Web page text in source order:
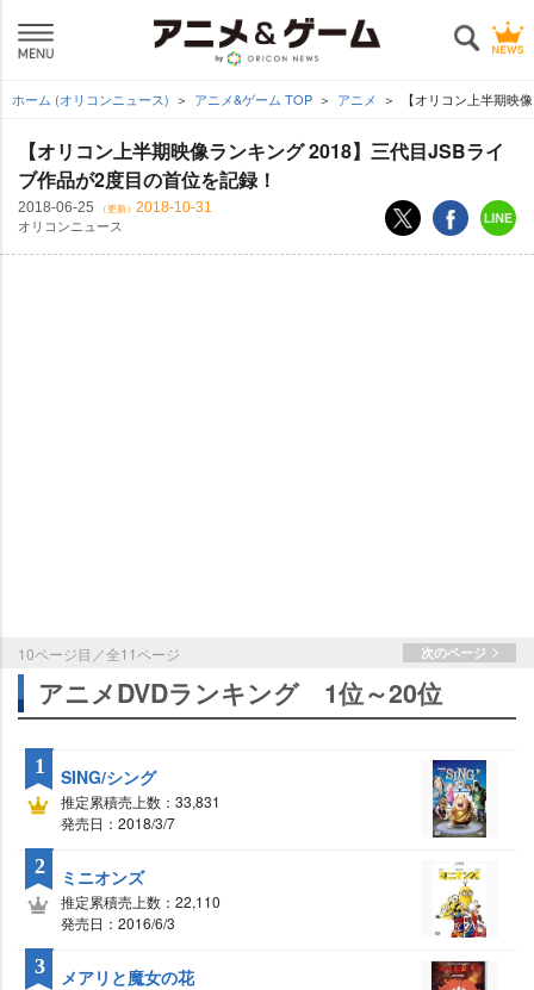
ホーム (オリコンニュース) アニメ&ゲーム TOP アニメ 【オリコン上半期映
【オリコン上半期映像ランキング 2018】三代目JSBライ
ブ作品が2度目の首位を記録！
2018-06-25 （更新） 2018-10-31
オリコンニュース
10ページ目／全11ページ 次のページ
アニメDVDランキング 1位～20位
SING/シング
推定累積売上数：33,831
発売日：2018/3/7
1
ミニオンズ
推定累積売上数：22,110
発売日：2016/6/3
2
メアリと魔女の花
3